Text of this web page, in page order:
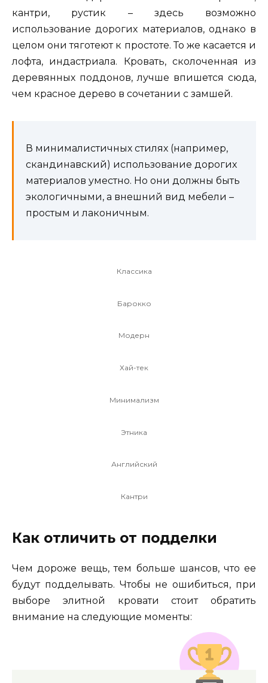
кантри, рустик – здесь возможно
использование дорогих материалов, однако в
целом они тяготеют к простоте. То же касается и
лофта, индастриала. Кровать, сколоченная из
деревянных поддонов, лучше впишется сюда,
чем красное дерево в сочетании с замшей.
В минималистичных стилях (например,
скандинавский) использование дорогих
материалов уместно. Но они должны быть
экологичными, а внешний вид мебели –
простым и лаконичным.
Классика
Барокко
Модерн
Хай-тек
Минимализм
Этника
Английский
Кантри
Как отличить от подделки
Чем дороже вещь, тем больше шансов, что ее
будут подделывать. Чтобы не ошибиться, при
выборе элитной кровати стоит обратить
внимание на следующие моменты: